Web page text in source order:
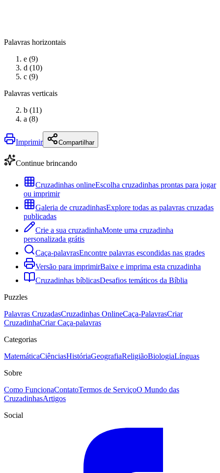
Palavras horizontais
e (9)
d (10)
c (9)
Palavras verticais
b (11)
a (8)
Imprimir Compartilhar
Continue brincando
Cruzadinhas onlineEscolha cruzadinhas prontas para jogar
ou imprimir
Galeria de cruzadinhasExplore todas as palavras cruzadas
publicadas
Crie a sua cruzadinhaMonte uma cruzadinha
personalizada grátis
Caça-palavrasEncontre palavras escondidas nas grades
Versão para imprimirBaixe e imprima esta cruzadinha
Cruzadinhas bíblicasDesafios temáticos da Bíblia
Puzzles
Palavras CruzadasCruzadinhas OnlineCaça-PalavrasCriar
CruzadinhaCriar Caça-palavras
Categorias
MatemáticaCiênciasHistóriaGeografiaReligiãoBiologiaLínguas
Sobre
Como FuncionaContatoTermos de ServiçoO Mundo das
CruzadinhasArtigos
Social